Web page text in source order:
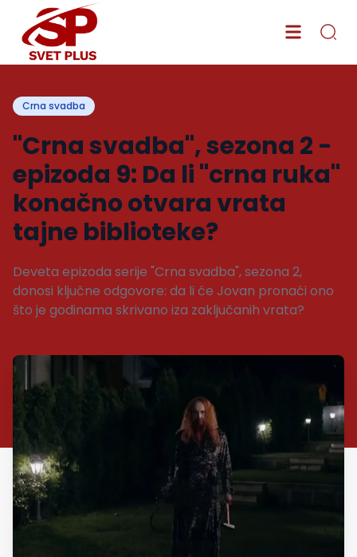
Crna svadba
"Crna svadba", sezona 2 -
epizoda 9: Da li "crna ruka"
konačno otvara vrata
tajne biblioteke?
Deveta epizoda serije "Crna svadba", sezona 2,
donosi ključne odgovore: da li će Jovan pronaći ono
što je godinama skrivano iza zaključanih vrata?